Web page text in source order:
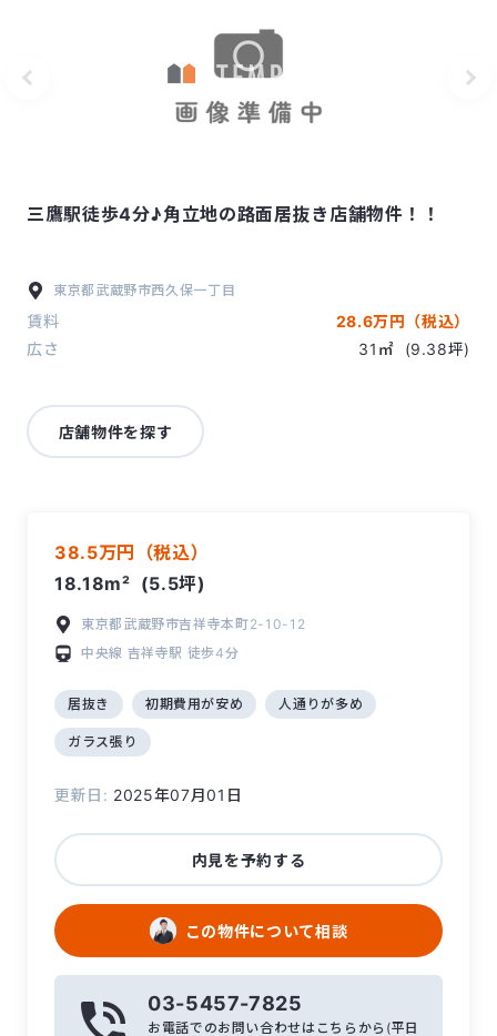
三鷹駅徒歩4分♪角立地の路面居抜き店舗物件！！
東京都 武蔵野市西久保一丁目
賃料
28.6万円（税込）
広さ
31㎡ (9.38坪)
店舗物件を探す
38.5万円（税込）
18.18m² (5.5坪)
東京都武蔵野市吉祥寺本町2-10-12
中央線 吉祥寺駅 徒歩4分
居抜き 初期費用が安め 人通りが多め
ガラス張り
更新日: 2025年07月01日
内見を予約する
この物件について相談
03-5457-7825
お電話でのお問い合わせはこちらから(平日